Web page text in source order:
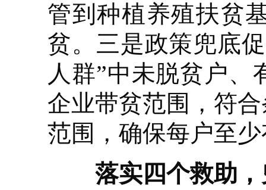
管到种植养殖扶贫
贫。三是政策兜底
人群”中未脱贫户
企业带贫范围，符
范围，确保每户至
落实四个救助，